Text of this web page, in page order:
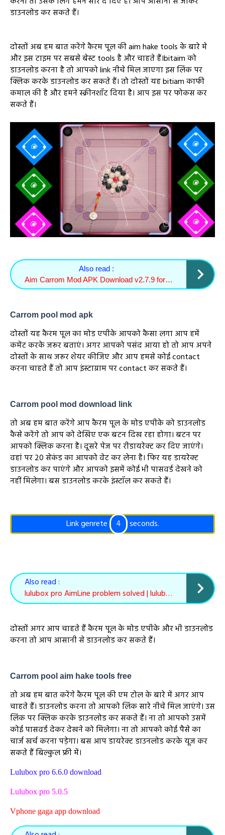
डाउनलोड कर सकते हैं।
दोस्तों अब हम बात करेंगे कैरम पूल की aim hake tools के बारे मे
और इस टाइम पर सबसे बेस्ट tools है और चाहते हैं।bitaim को
डाउनलोड करना है तो आपको link नीचे मिल जाएगा इस लिंक पर
क्लिक करके डाउनलोड कर सकते हैं। तो दोस्तों यह bitiam काफी
कमाल की है और हमने स्क्रीनशॉट दिया है। आप इस पर फोकस कर
सकते हैं।
Also read :
Aim Carrom Mod APK Download v2.7.9 for Android (unlock feature)
Carrom pool mod apk
दोस्तों यह कैरम पूल का मोड एपीके आपको कैसा लगा आप हमें
कमेंट करके जरूर बताएं। अगर आपको पसंद आया हो तो आप अपने
दोस्तों के साथ जरूर शेयर कीजिए और आप हमसे कोई contact
करना चाहते हैं तो आप इंस्टाग्राम पर contact कर सकते हैं।
Carrom pool mod download link
तो अब हम बात करेंगे आप कैरम पूल के मोड एपीके को डाउनलोड
कैसे करेंगे तो आप को देखिए एक बटन दिख रहा होगा। बटन पर
आपको क्लिक करना है। दूसरे पेज पर रीडायरेक्ट कर दिए जाएंगे।
वहां पर 20 सेकंड का आपको वेट कर लेना है। फिर यह डायरेक्ट
डाउनलोड कर पाएंगे और आपको इसमें कोई भी पासवर्ड देखने को
नहीं मिलेगा। बस डाउनलोड करके इंस्टॉल कर सकते हैं।
Link genrete 3 seconds.
Also read :
lulubox pro AimLine problem solved | lulubox All problem fix ko
दोस्तों अगर आप चाहते हैं कैरम पूल के मोड एपीके और भी डाउनलोड
करना तो आप आसानी से डाउनलोड कर सकते हैं।
Carrom pool aim hake tools free
तो अब हम बात करेंगे कैरम पूल की एम टोल के बारे में अगर आप
चाहते हैं। डाउनलोड करना तो आपको लिंक सारे नीचे मिल जाएंगे। उस
लिंक पर क्लिक करके डाउनलोड कर सकते हैं। ना तो आपको उसमें
कोई पासवर्ड देकर देखने को मिलेगा। ना तो आपको कोई पैसे का
चार्ज खर्च करना पड़ेगा। बस आप डायरेक्ट डाउनलोड करके यूज कर
सकते हैं बिल्कुल फ्री में।
Lulubox pro 6.6.0 download
Lulubox pro 5.0.5
Vphone gaga app download